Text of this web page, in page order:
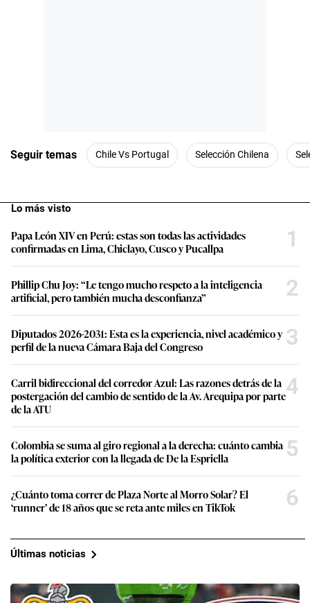
Seguir temas Chile Vs Portugal Selección Chilena
Lo más visto
Papa León XIV en Perú: estas son todas las actividades
confirmadas en Lima, Chiclayo, Cusco y Pucallpa
1
Phillip Chu Joy: “Le tengo mucho respeto a la inteligencia
artificial, pero también mucha desconfianza”
2
Diputados 2026-2031: Esta es la experiencia, nivel académico y
perfil de la nueva Cámara Baja del Congreso
3
Carril bidireccional del corredor Azul: Las razones detrás de la
postergación del cambio de sentido de la Av. Arequipa por parte
de la ATU
4
Colombia se suma al giro regional a la derecha: cuánto cambia
la política exterior con la llegada de De la Espriella
5
¿Cuánto toma correr de Plaza Norte al Morro Solar? El
‘runner’ de 18 años que se reta ante miles en TikTok
6
Últimas noticias